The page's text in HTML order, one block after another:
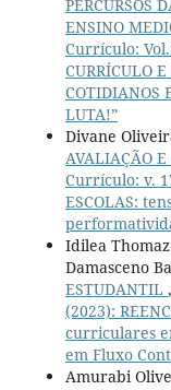
PERCURSOS
ENSINO
Currículo:
CURRÍCULO
COTIDIANOS
LUTA!”
Divane
AVALIAÇÃO E
Currículo: v.
ESCOLAS:
Idilea
Damasceno
ESTUDANTIL ,
(2023):
curriculares
em Fluxo
Amurabi